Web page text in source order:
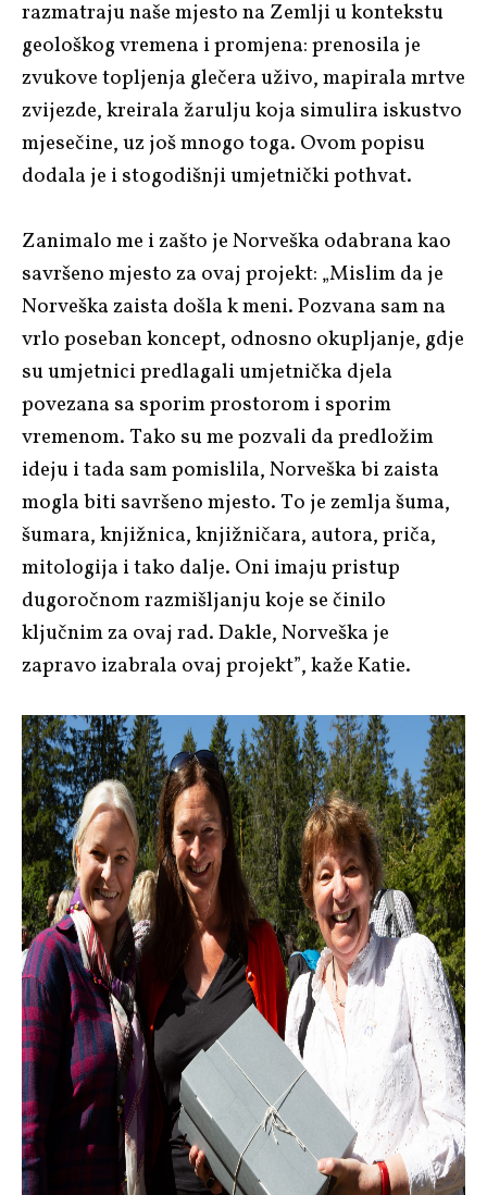
razmatraju naše mjesto na Zemlji u kontekstu
geološkog vremena i promjena: prenosila je
zvukove topljenja glečera uživo, mapirala mrtve
zvijezde, kreirala žarulju koja simulira iskustvo
mjesečine, uz još mnogo toga. Ovom popisu
dodala je i stogodišnji umjetnički pothvat.
Zanimalo me i zašto je Norveška odabrana kao
savršeno mjesto za ovaj projekt: „Mislim da je
Norveška zaista došla k meni. Pozvana sam na
vrlo poseban koncept, odnosno okupljanje, gdje
su umjetnici predlagali umjetnička djela
povezana sa sporim prostorom i sporim
vremenom. Tako su me pozvali da predložim
ideju i tada sam pomislila, Norveška bi zaista
mogla biti savršeno mjesto. To je zemlja šuma,
šumara, knjižnica, knjižničara, autora, priča,
mitologija i tako dalje. Oni imaju pristup
dugoročnom razmišljanju koje se činilo
ključnim za ovaj rad. Dakle, Norveška je
zapravo izabrala ovaj projekt”, kaže Katie.